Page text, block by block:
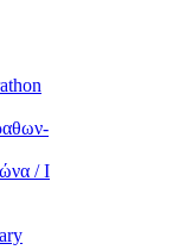
/ I